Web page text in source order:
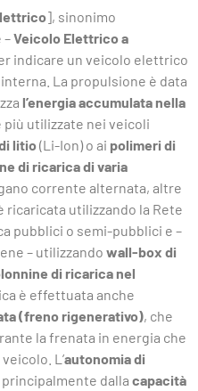
], sinonimo
–Veicolo Elettrico a
indicare un veicolo elettrico
La propulsione è data
l’energia accumulata nella
più utilizzate nei veicoli
litio(Li-Ion) o ai polimeri di
di ricarica di varia
corrente alternata, altre
utilizzando la Rete
pubblici o semi-pubblici e –
– utilizzando wall-box di
di ricarica nel
è effettuata anche
(freno rigenerativo), che
la frenata in energia che
L’autonomia di
dalla capacità